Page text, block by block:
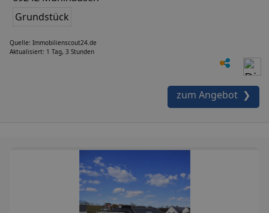
Grundstück
Quelle: Immobilienscout24.de
Aktualisiert: 1 Tag, 3 Stunden
zum Angebot ❯